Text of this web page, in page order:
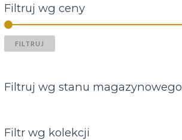
Filtruj wg ceny
FILTRUJ
Filtruj wg stanu magazynowego
Filtr wg kolekcji